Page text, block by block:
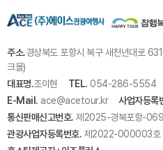
주소.경상북도 포항시 북구 새천년대로
크몰)
대표명.조이현 TEL. 054-286-5554
E-Mail. ace@acetour.kr 사업자등록
통신판매신고번호. 제2025-경북포항-
관광사업자등록번호. 제2022-000003호